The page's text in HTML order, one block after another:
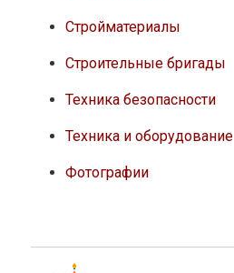
Стройматериалы
Строительные бригады
Техника безопасности
Техника и оборудование
Фотографии